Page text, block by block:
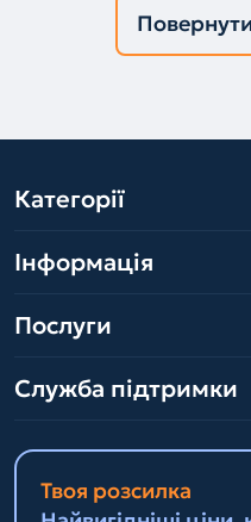
Категорії
Інформація
Послуги
Служба підтримки
Твоя розсилка